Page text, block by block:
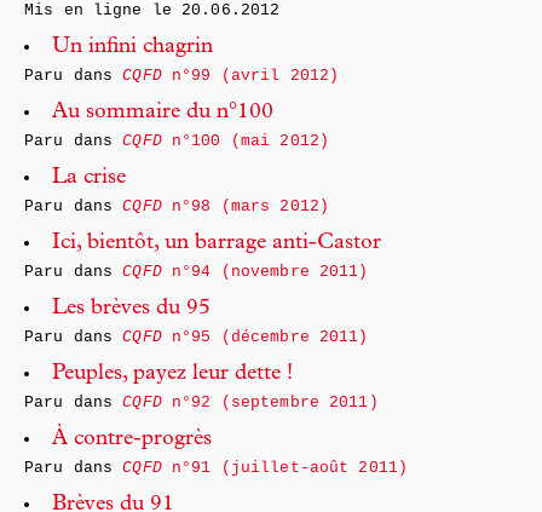
Mis en ligne le 20.06.2012
Un infini chagrin
Paru dansCQFDn°99 (avril 2012)
Au sommaire du n°100
Paru dansCQFDn°100 (mai 2012)
La crise
Paru dansCQFDn°98 (mars 2012)
Ici, bientôt, un barrage anti-Castor
Paru dansCQFDn°94 (novembre 2011)
Les brèves du 95
Paru dansCQFDn°95 (décembre 2011)
Peuples, payez leur dette !
Paru dansCQFDn°92 (septembre 2011)
À contre-progrès
Paru dansCQFDn°91 (juillet-août 2011)
Brèves du 91